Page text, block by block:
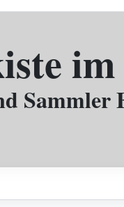
Sammler